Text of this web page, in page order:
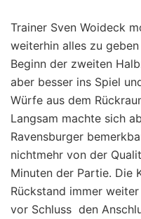
Trainer Sven Woideck
weiterhin alles zu
Beginn der zweiten
aber besser ins Spiel
Würfe aus dem
Langsam machte sich
Ravensburger
nichtmehr von der
Minuten der Partie. Die
Rückstand immer
vor Schluss den